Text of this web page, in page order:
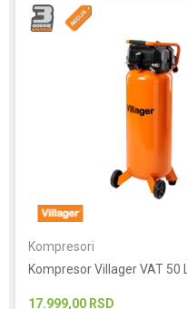
Poruka
Kompresori
Kompresor Villager VAT 50
17.999,00 RSD